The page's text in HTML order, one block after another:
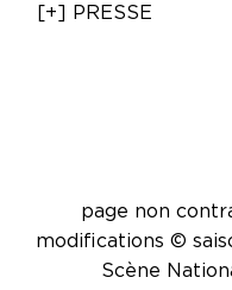
[+] PRESSE
page non
modifications ©
Scène